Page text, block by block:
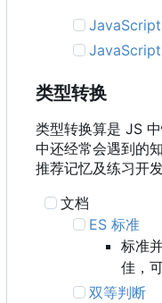
类型转换
类型转换算是 JS
中还经常会遇到的
推荐记忆及练习开
文档
ES 标准
标准
佳，
双等判断